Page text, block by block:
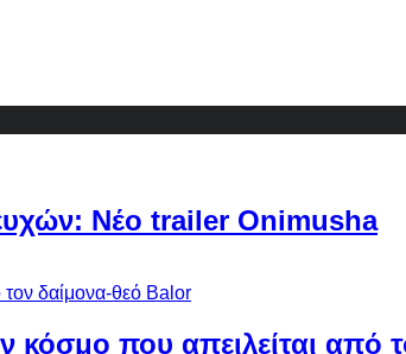
Νέο trailer Onimusha
που απειλείται από